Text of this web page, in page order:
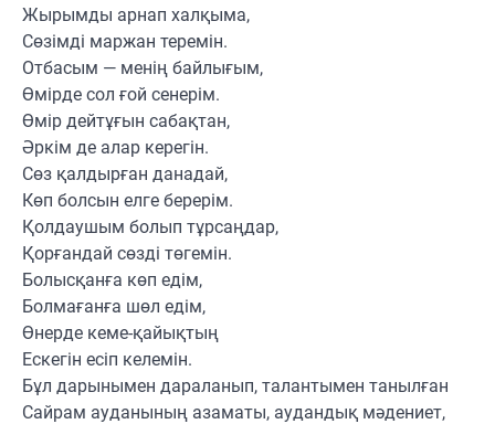
Жырымды арнап халқыма,
Сөзімді маржан теремін.
Отбасым — менің байлығым,
Өмірде сол ғой сенерім.
Өмір дейтұғын сабақтан,
Әркім де алар керегін.
Сөз қалдырған данадай,
Көп болсын елге берерім.
Қолдаушым болып тұрсаңдар,
Қорғандай сөзді төгемін.
Болысқанға көп едім,
Болмағанға шөл едім,
Өнерде кеме-қайықтың
Ескегін есіп келемін.
Бұл дарынымен дараланып, талантымен танылған
Сайрам ауданының азаматы, аудандық мәдениет,